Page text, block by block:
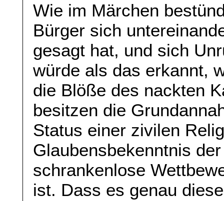
Wie im Märchen
Bürger sich
gesagt hat, und sich
würde als das erkannt,
die Blöße des nackten
besitzen die
Status einer zivilen
Glaubensbekenntnis
schrankenlose
ist. Dass es genau